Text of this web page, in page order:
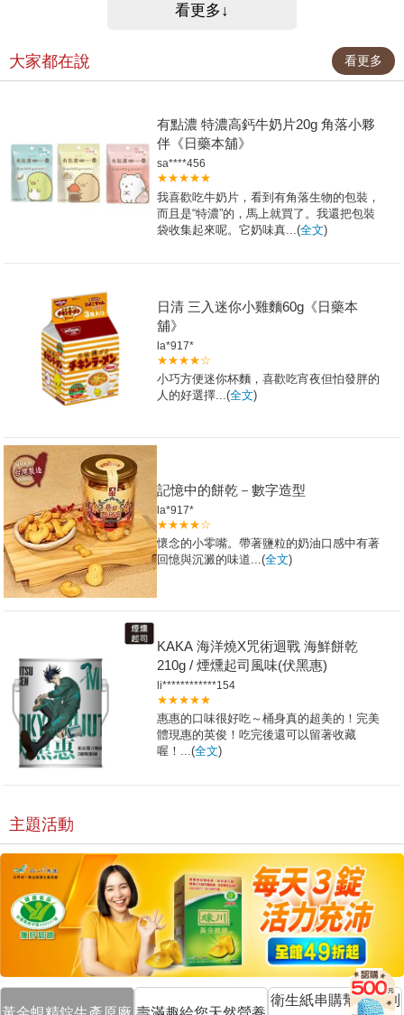
看更多↓
大家都在說 看更多
有點濃 特濃高鈣牛奶片20g 角落小夥
伴《日藥本舖》
sa****456
★★★★★
我喜歡吃牛奶片，看到有角落生物的包裝，
而且是“特濃”的，馬上就買了。我還把包裝
袋收集起來呢。它奶味真...(全文)
日清 三入迷你小雞麵60g《日藥本
舖》
la*917*
★★★★☆
小巧方便迷你杯麵，喜歡吃宵夜但怕發胖的
人的好選擇...(全文)
記憶中的餅乾－數字造型
la*917*
★★★★☆
懷念的小零嘴。帶著鹽粒的奶油口感中有著
回憶與沉澱的味道...(全文)
KAKA 海洋燒X咒術迴戰 海鮮餅乾
210g / 煙燻起司風味(伏黑惠)
li************154
★★★★★
惠惠的口味很好吃～桶身真的超美的！完美
體現惠的英俊！吃完後還可以留著收藏
喔！...(全文)
主題活動
衛生紙串購幫你送到